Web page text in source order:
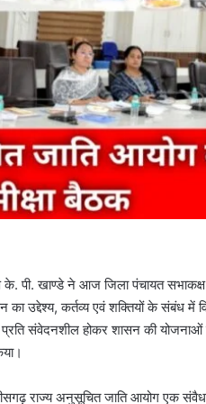
पी. खाण्डे ने आज जिला पंचायत सभाकक्ष
उद्देश्य, कर्तव्य एवं शक्तियों के संबंध में
संवेदनशील होकर शासन की योजनाओं
राज्य अनुसूचित जाति आयोग एक